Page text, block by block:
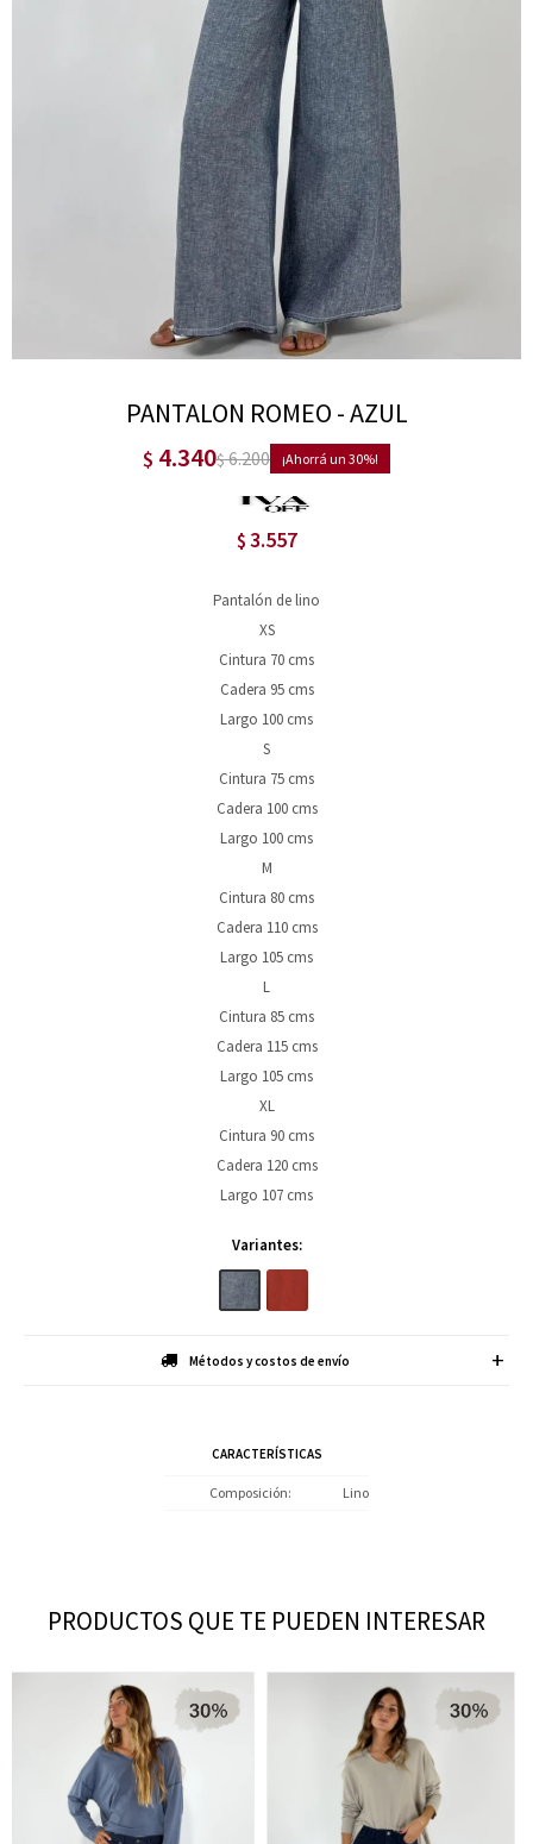
PANTALON ROMEO - AZUL
$ 4.340$6.200 30
$ 3.557
Pantalón de lino
XS
Cintura 70 cms
Cadera 95 cms
Largo 100 cms
S
Cintura 75 cms
Cadera 100 cms
Largo 100 cms
M
Cintura 80 cms
Cadera 110 cms
Largo 105 cms
L
Cintura 85 cms
Cadera 115 cms
Largo 105 cms
XL
Cintura 90 cms
Cadera 120 cms
Largo 107 cms
Variantes:
Métodos y costos de envío
CARACTERÍSTICAS
Composición Lino
PRODUCTOS QUE TE PUEDEN INTERESAR